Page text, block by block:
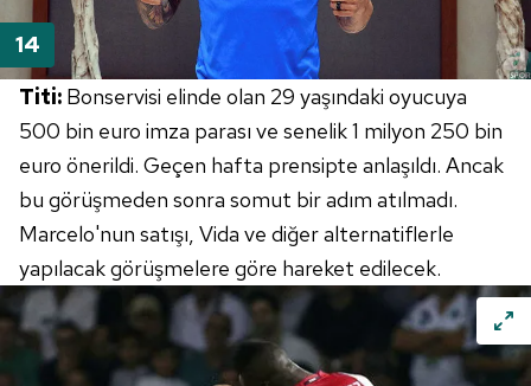
Titi: Bonservisi elinde olan 29 yaşındaki oyucuya
500 bin euro imza parası ve senelik 1 milyon 250 bin
euro önerildi. Geçen hafta prensipte anlaşıldı. Ancak
bu görüşmeden sonra somut bir adım atılmadı.
Marcelo'nun satışı, Vida ve diğer alternatiflerle
yapılacak görüşmelere göre hareket edilecek.